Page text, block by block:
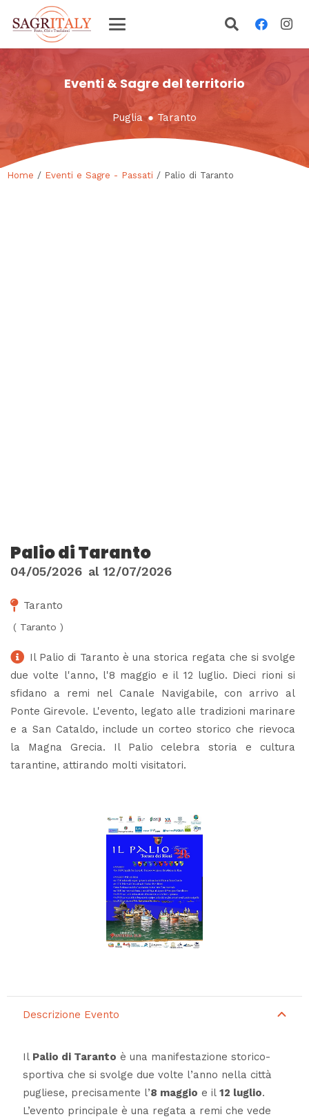
Eventi & Sagre del territorio
Puglia ● Taranto
Home / Eventi e Sagre - Passati / Palio di Taranto
Palio di Taranto
04/05/2026 al 12/07/2026
Taranto
( Taranto )
Il Palio di Taranto è una storica regata che si svolge
due volte l'anno, l'8 maggio e il 12 luglio. Dieci rioni si
sfidano a remi nel Canale Navigabile, con arrivo al
Ponte Girevole. L'evento, legato alle tradizioni marinare
e a San Cataldo, include un corteo storico che rievoca
la Magna Grecia. Il Palio celebra storia e cultura
tarantine, attirando molti visitatori.
Descrizione Evento
Il Palio di Taranto è una manifestazione storico-
sportiva che si svolge due volte l’anno nella città
pugliese, precisamente l’8 maggio e il 12 luglio.
L’evento principale è una regata a remi che vede